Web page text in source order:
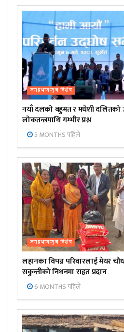
जनप्रभाबन्युज विशेष
नयाँ दलको बहुमत र मधेशी दलितको
लोकतन्त्रमाथि गम्भीर प्रश्न
5 MONTHS पहिले
जनप्रभाबन्युज विशेष
लहानका विपन्न परिवारलाई मेयर
सकुन्तीको निधनमा राहत प्रदान
6 MONTHS पहिले